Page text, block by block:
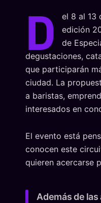
D
el 8 al 13
edición
de
degustaciones,
que participarán
ciudad. La
a baristas,
interesados en
El evento está
conocen este
quieren acercarse
Además de